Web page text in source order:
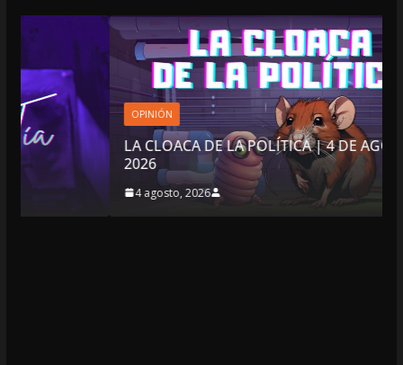
OPINIÓN
LA CLOACA DE LA POLÍTICA | 4 DE AGOSTO DE
2026
4 agosto, 2026